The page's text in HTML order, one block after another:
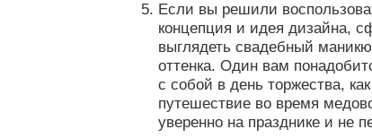
Если вы решили
концепция и идея дизайна,
выглядеть свадебный
оттенка. Один вам
с собой в день торжества,
путешествие во время
уверенно на празднике и не